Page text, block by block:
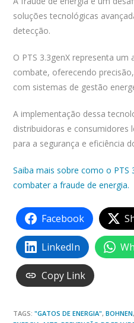
soluções tecnológicas
detecção.
O PTS 3.3genX representa
combate, oferecendo
com sistemas de gestão
A implementação dessa
distribuidoras e consumidores
para a segurança e eficiência
Saiba mais sobre como o PTS
combater a fraude de energia.
Facebook
LinkedIn
Copy Link
TAGS:"GATOS DE ENERGIA", BOHNEN,